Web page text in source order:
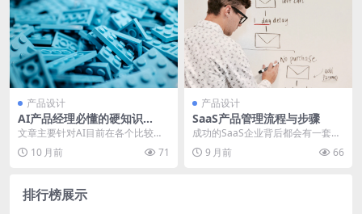
产品设计
AI产品经理必懂的硬知识
（一）：应用领域篇
文章主要针对AI目前在各个比较热
门领域的应用现状展开了梳理与分
析，包含：计算机视...
10 月前 71
产品设计
SaaS产品管理流程与步骤
成功的SaaS企业背后都会有一套对
SaaS产品规范的管理流程，帮助我
们实现客户的...
9 月前 66
排行榜展示